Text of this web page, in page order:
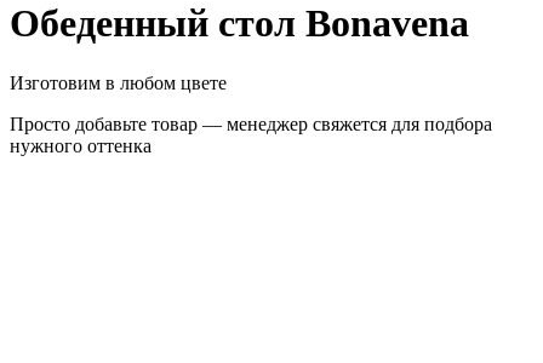
Обеденный стол Bonavena
Изготовим в любом цвете
Просто добавьте товар — менеджер свяжется для подбора
нужного оттенка